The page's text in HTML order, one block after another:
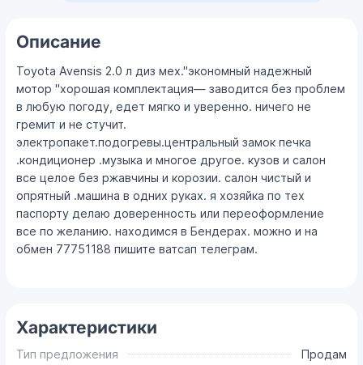
Описание
Toyota Avensis 2.0 л диз мех."экономный надежный
мотор "хорошая комплектация— заводится без проблем
в любую погоду, едет мягко и уверенно. ничего не
гремит и не стучит.
электропакет.подогревы.центральный замок печка
.кондиционер .музыка и многое другое. кузов и салон
все целое без ржавчины и корозии. салон чистый и
опрятный .машина в одних руках. я хозяйка по тех
паспорту делаю доверенность или переоформление
все по желанию. находимся в Бендерах. можно и на
обмен 77751188 пишите ватсап телеграм.
Характеристики
Тип предложения
Продам